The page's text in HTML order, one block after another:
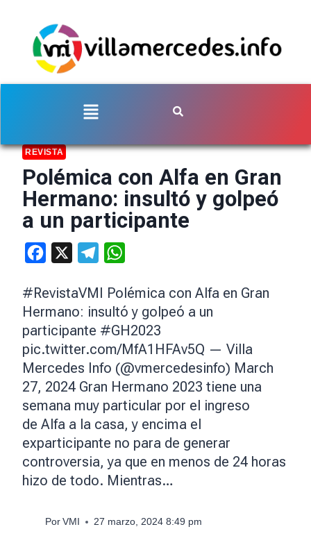
REVISTA
Polémica con Alfa en Gran
Hermano: insultó y golpeó
a un participante
Facebook Telegram
#RevistaVMI Polémica con Alfa en Gran
Hermano: insultó y golpeó a un
participante #GH2023
pic.twitter.com/MfA1HFAv5Q — Villa
Mercedes Info (@vmercedesinfo) March
27, 2024 Gran Hermano 2023 tiene una
semana muy particular por el ingreso
de Alfa a la casa, y encima el
exparticipante no para de generar
controversia, ya que en menos de 24 horas
hizo de todo. Mientras…
Por VMI 27 marzo, 2024 8:49 pm